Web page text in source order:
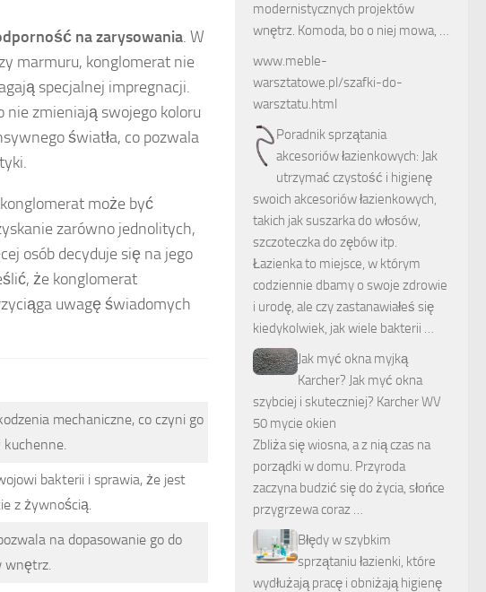
na zarysowania. W
marmuru, konglomerat nie
specjalnej impregnacji.
zmieniają swojego koloru
światła, co pozwala
może być
zarówno jednolitych,
osób decyduje się na jego
że konglomerat
uwagę świadomych
mechaniczne, co czyni go
bakterii i sprawia, że jest
z żywnością.
na dopasowanie go do
wnętrz.
modernistycznych projektów
wnętrz. Komoda, bo o niej mowa, …
www.meble-
warsztatowe.pl/szafki-do-
warsztatu.html
Poradnik sprzątania
akcesoriów łazienkowych: Jak
utrzymać czystość i higienę
swoich akcesoriów łazienkowych,
takich jak suszarka do włosów,
szczoteczka do zębów itp.
Łazienka to miejsce, w którym
codziennie dbamy o swoje zdrowie
i urodę, ale czy zastanawiałeś się
kiedykolwiek, jak wiele bakterii …
Jak myć okna myjką
Karcher? Jak myć okna
szybciej i skuteczniej? Karcher WV
50 mycie okien
Zbliża się wiosna, a z nią czas na
porządki w domu. Przyroda
zaczyna budzić się do życia, słońce
przygrzewa coraz …
Błędy w szybkim
sprzątaniu łazienki, które
wydłużają pracę i obniżają higienę